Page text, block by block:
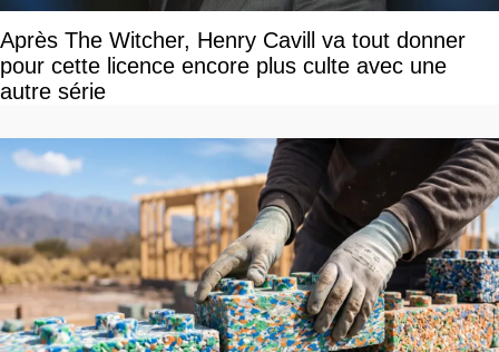
Après The Witcher, Henry Cavill va tout donner
pour cette licence encore plus culte avec une
autre série